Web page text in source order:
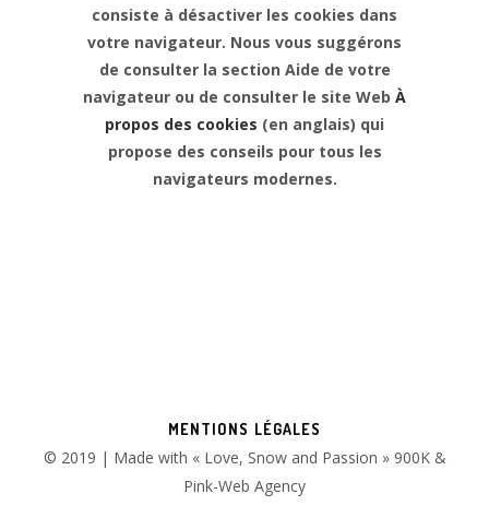
consiste à désactiver les cookies dans
votre navigateur. Nous vous suggérons
de consulter la section Aide de votre
navigateur ou de consulter le site Web À
propos des cookies (en anglais) qui
propose des conseils pour tous les
navigateurs modernes.
MENTIONS LÉGALES
© 2019 | Made with « Love, Snow and Passion » 900K &
Pink-Web Agency